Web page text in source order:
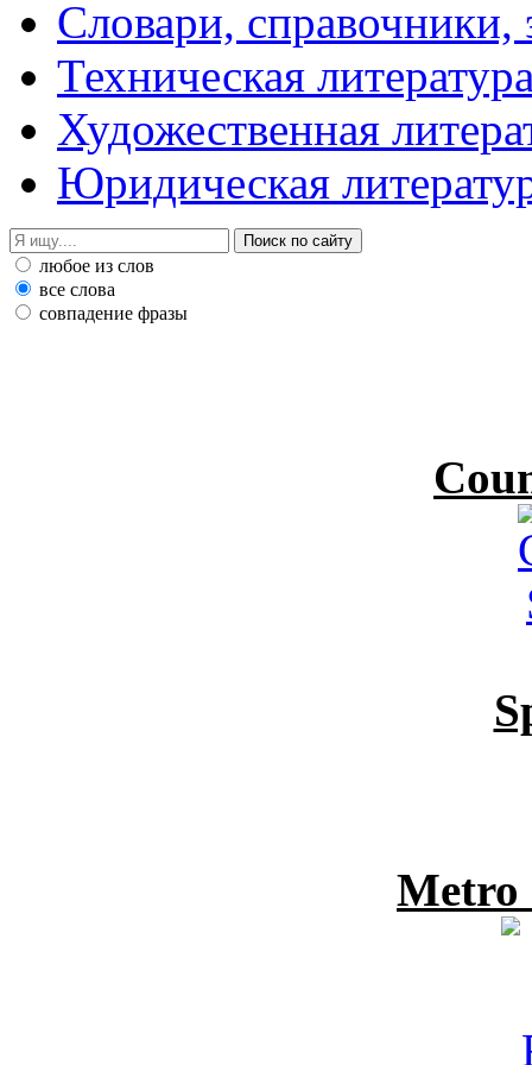
Словари,
Техническая
Художественная
Юридическая
любое из слов
все слова
совпадение фразы
Metro